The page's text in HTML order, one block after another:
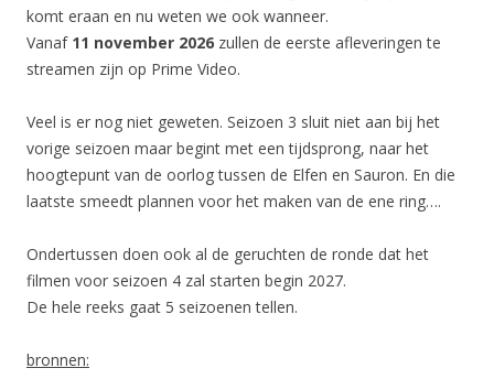
komt eraan en nu weten we ook wanneer.
Vanaf 11 november 2026 zullen de eerste afleveringen te
streamen zijn op Prime Video.
Veel is er nog niet geweten. Seizoen 3 sluit niet aan bij het
vorige seizoen maar begint met een tijdsprong, naar het
hoogtepunt van de oorlog tussen de Elfen en Sauron. En die
laatste smeedt plannen voor het maken van de ene ring….
Ondertussen doen ook al de geruchten de ronde dat het
filmen voor seizoen 4 zal starten begin 2027.
De hele reeks gaat 5 seizoenen tellen.
bronnen: